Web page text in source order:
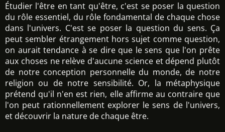
Étudier l'être en tant qu'être, c'est se poser la question
du rôle essentiel, du rôle fondamental de chaque chose
dans l'univers. C'est se poser la question du sens. Ça
peut sembler étrangement hors sujet comme question,
on aurait tendance à se dire que le sens que l'on prête
aux choses ne relève d'aucune science et dépend plutôt
de notre conception personnelle du monde, de notre
religion ou de notre sensibilité. Or, la métaphysique
prétend qu'il n'en est rien, elle affirme au contraire que
l'on peut rationnellement explorer le sens de l'univers,
et découvrir la nature de chaque être.